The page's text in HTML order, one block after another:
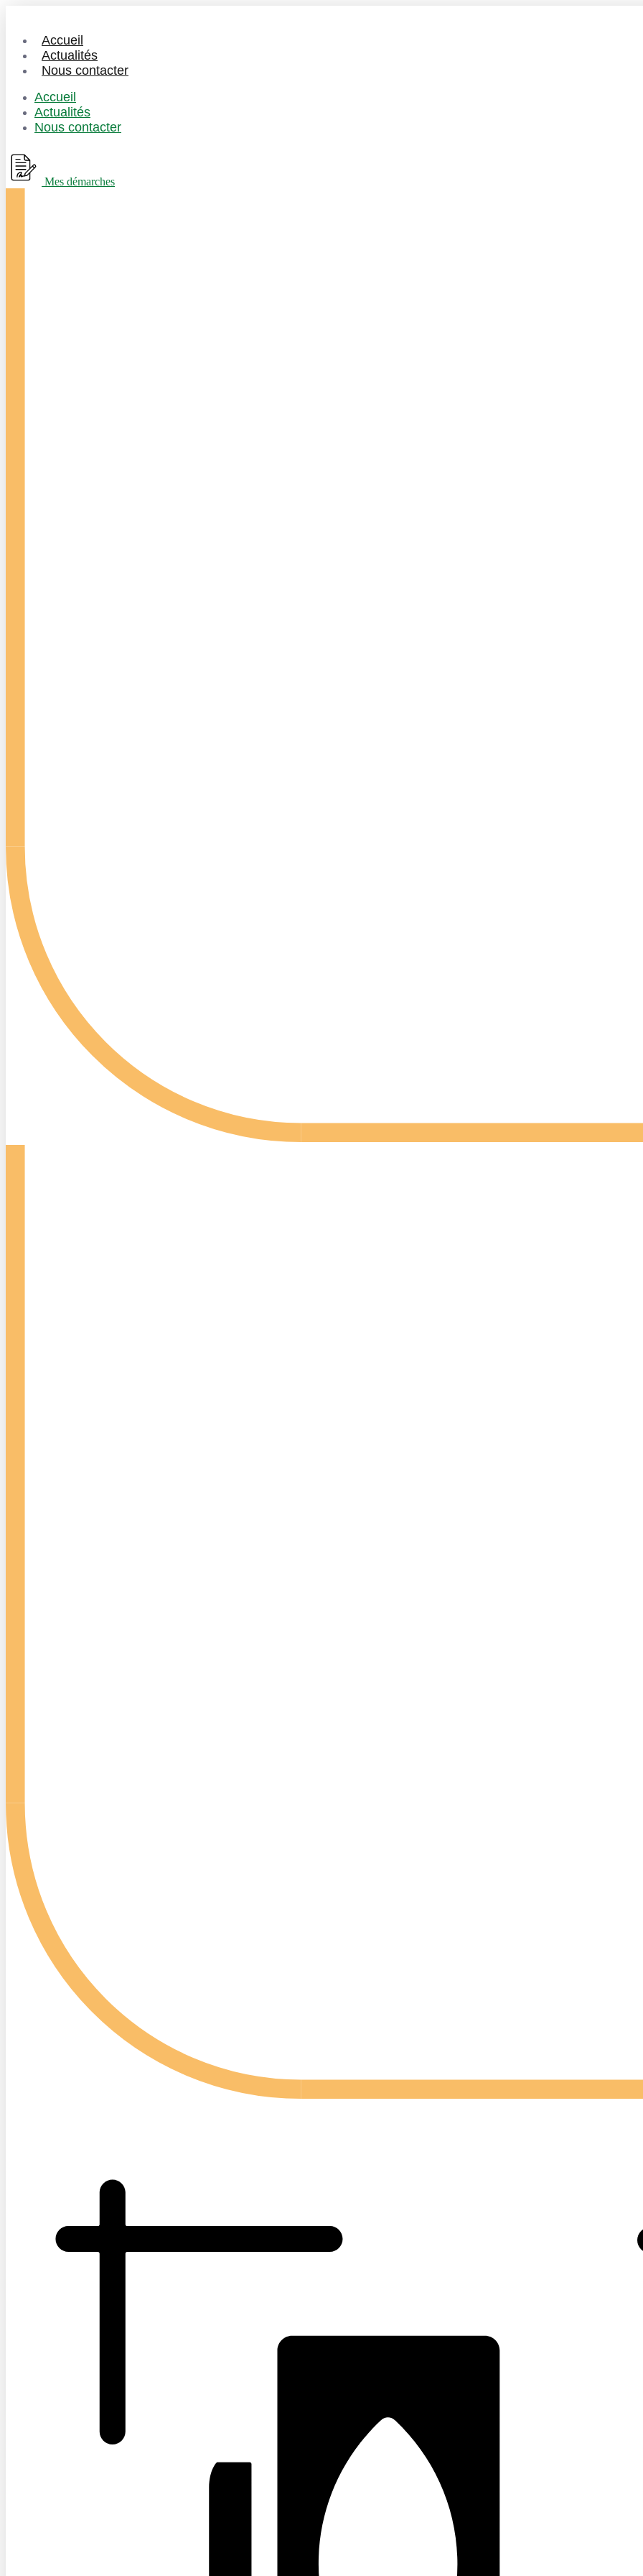
Accueil
Actualités
Nous contacter
Accueil
Actualités
Nous contacter
Mes démarches